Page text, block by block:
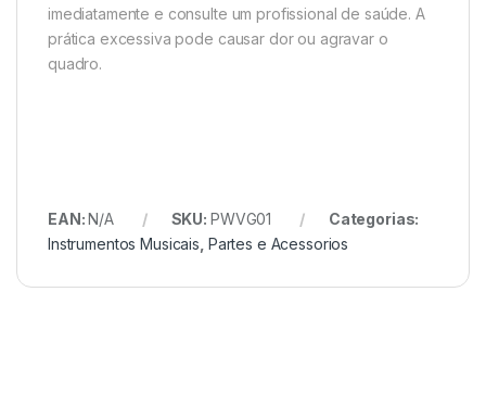
imediatamente e consulte um profissional de saúde. A
prática excessiva pode causar dor ou agravar o
quadro.
EAN:N/A SKU: PWVG01
Categorias:
Instrumentos Musicais Partes e Acessorios